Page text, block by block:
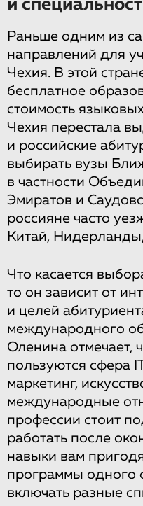
и
Раньше одним из
направлений для
Чехия. В этой
бесплатное
стоимость
Чехия перестала
и российские
выбирать вузы
в частности
Эмиратов и
россияне часто
Китай,
Что касается
то он зависит от
и целей
международного
Оленина отмечает,
пользуются сфера
маркетинг,
международные
профессии стоит
работать после
навыки вам
программы одного
включать разные